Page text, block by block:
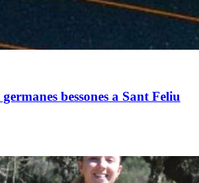
bessones a Sant Feliu